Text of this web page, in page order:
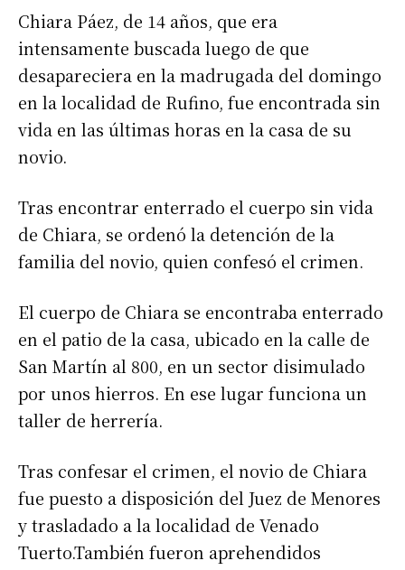
Chiara Páez, de 14 años, que era
intensamente buscada luego de que
desapareciera en la madrugada del domingo
en la localidad de Rufino, fue encontrada sin
vida en las últimas horas en la casa de su
novio.
Tras encontrar enterrado el cuerpo sin vida
de Chiara, se ordenó la detención de la
familia del novio, quien confesó el crimen.
El cuerpo de Chiara se encontraba enterrado
en el patio de la casa, ubicado en la calle de
San Martín al 800, en un sector disimulado
por unos hierros. En ese lugar funciona un
taller de herrería.
Tras confesar el crimen, el novio de Chiara
fue puesto a disposición del Juez de Menores
y trasladado a la localidad de Venado
Tuerto.También fueron aprehendidos